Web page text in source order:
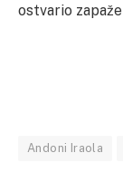
ostvario
Andoni Iraola